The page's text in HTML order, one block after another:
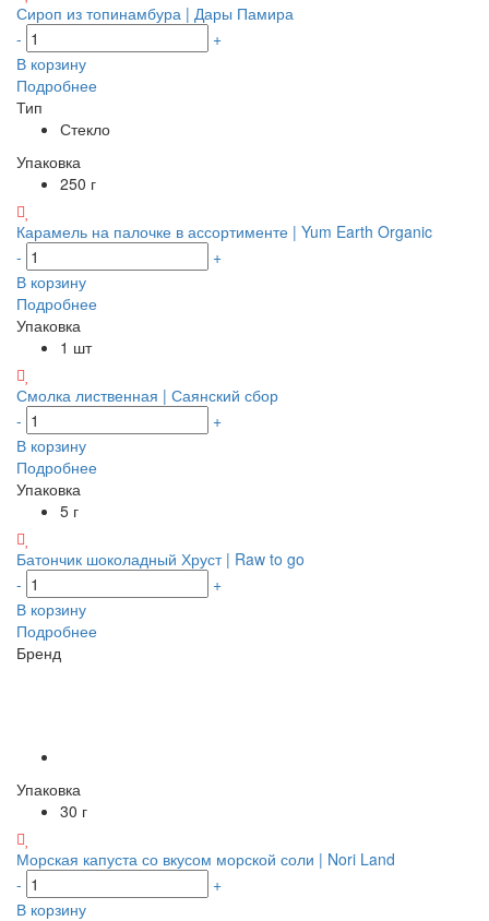
Сироп из топинамбура | Дары Памира
-
+
В корзину
Подробнее
Тип
Стекло
Упаковка
250 г
Карамель на палочке в ассортименте | Yum Earth Organic
-
+
В корзину
Подробнее
Упаковка
1 шт
Смолка лиственная | Саянский сбор
-
+
В корзину
Подробнее
Упаковка
5 г
Батончик шоколадный Хруст | Raw to go
-
+
В корзину
Подробнее
Бренд
Упаковка
30 г
Морская капуста со вкусом морской соли | Nori Land
-
+
В корзину